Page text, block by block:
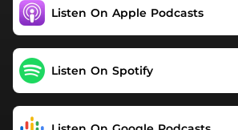
Listen On Apple Podcasts
Listen On Spotify